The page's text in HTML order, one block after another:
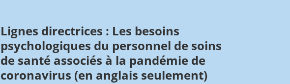
Lignes directrices : Les besoins
psychologiques du personnel de soins
de santé associés à la pandémie de
coronavirus (en anglais seulement)